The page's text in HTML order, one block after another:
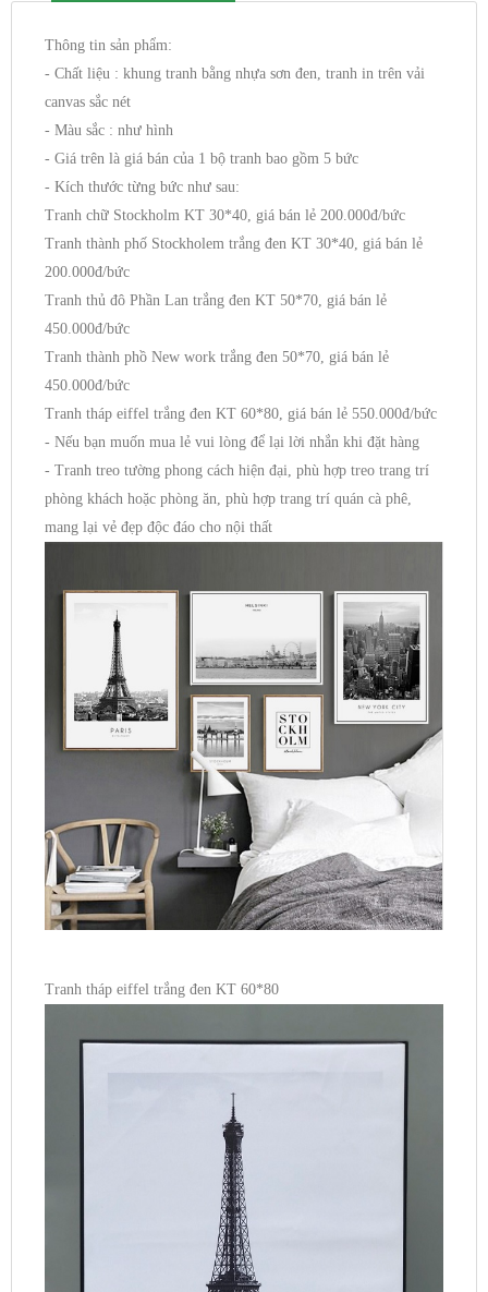
Thông tin sản phẩm:
- Chất liệu : khung tranh bằng nhựa sơn đen, tranh in trên vải
canvas sắc nét
- Màu sắc : như hình
- Giá trên là giá bán của 1 bộ tranh bao gồm 5 bức
- Kích thước từng bức như sau:
Tranh chữ Stockholm KT 30*40, giá bán lẻ 200.000đ/bức
Tranh thành phố Stockholem trắng đen KT 30*40, giá bán lẻ
200.000đ/bức
Tranh thủ đô Phần Lan trắng đen KT 50*70, giá bán lẻ
450.000đ/bức
Tranh thành phồ New work trắng đen 50*70, giá bán lẻ
450.000đ/bức
Tranh tháp eiffel trắng đen KT 60*80, giá bán lẻ 550.000đ/bức
- Nếu bạn muốn mua lẻ vui lòng để lại lời nhắn khi đặt hàng
- Tranh treo tường phong cách hiện đại, phù hợp treo trang trí
phòng khách hoặc phòng ăn, phù hợp trang trí quán cà phê,
mang lại vẻ đẹp độc đáo cho nội thất
Tranh tháp eiffel trắng đen KT 60*80